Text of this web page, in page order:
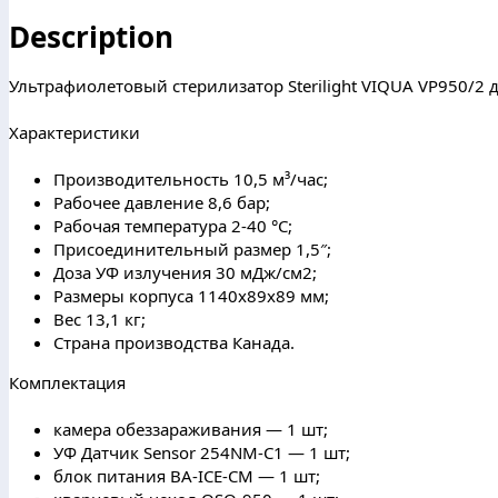
Description
Ультрафиолетовый стерилизатор Sterilight VIQUA VP950/2
Характеристики
Производительность 10,5 м³/час;
Рабочее давление 8,6 бар;
Рабочая температура 2-40 °С;
Присоединительный размер 1,5″;
Доза УФ излучения 30 мДж/см2;
Размеры корпуса 1140x89x89 мм;
Вес 13,1 кг;
Страна производства Канада.
Комплектация
камера обеззараживания — 1 шт;
УФ Датчик Sensor 254NM-C1 — 1 шт;
блок питания BA-ICE-CM — 1 шт;